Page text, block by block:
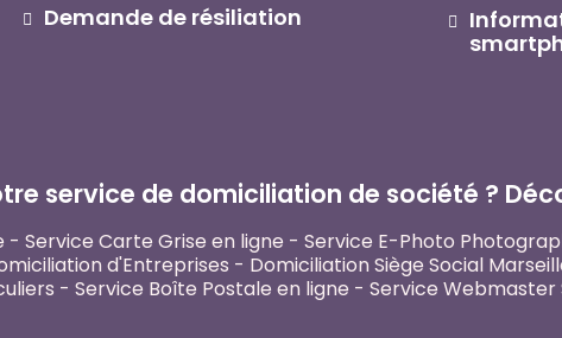
Demande de résiliation
service de domiciliation de société ?
- Service Carte Grise en ligne - Service E-Photo
d'Entreprises - Domiciliation Siège Social
- Service Boîte Postale en ligne - Service Webmaster